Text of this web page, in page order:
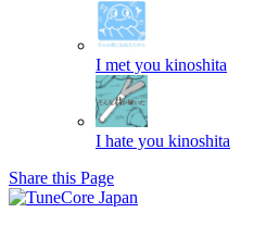
I met you kinoshita
I hate you kinoshita
Share this Page